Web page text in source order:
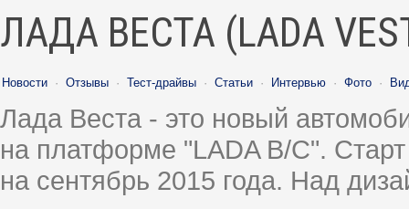
ЛАДА ВЕСТА (LADA
Новости · Отзывы · Тест-драйвы · Статьи · Интервью · Фото ·
Лада Веста - это новый
на платформе "LADA B/C".
на сентябрь 2015 года. Над